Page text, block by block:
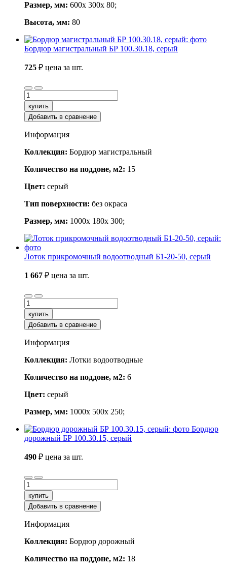
Размер, мм: 600x 300x 80;
Высота, мм: 80
Бордюр магистральный БР 100.30.18, серый
725 ₽ цена за шт.
купить
Добавить в сравнение
Информация
Коллекция: Бордюр магистральный
Количество на поддоне, м2: 15
Цвет: серый
Тип поверхности: без окраса
Размер, мм: 1000x 180x 300;
Лоток прикромочный водоотводный Б1-20-50, серый
1 667 ₽ цена за шт.
купить
Добавить в сравнение
Информация
Коллекция: Лотки водоотводные
Количество на поддоне, м2: 6
Цвет: серый
Размер, мм: 1000x 500x 250;
Бордюр
дорожный БР 100.30.15, серый
490 ₽ цена за шт.
купить
Добавить в сравнение
Информация
Коллекция: Бордюр дорожный
Количество на поддоне, м2: 18